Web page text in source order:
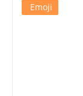
Emoji